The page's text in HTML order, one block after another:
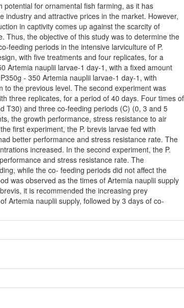
potential for ornamental fish farming, as it has
and attractive prices in the market. However,
in captivity comes up against the scarcity of
Thus, the objective of this study was to determine the
feeding periods in the intensive larviculture of P.
with five treatments and four replicates, for a
Artemia nauplii larvae-1 day-1, with a fixed amount
- 350 Artemia nauplii larvae-1 day-1, with
the previous level. The second experiment was
three replicates, for a period of 40 days. Four times of
T30) and three co-feeding periods (C) (0, 3 and 5
the growth performance, stress resistance to air
first experiment, the P. brevis larvae fed with
better performance and stress resistance rate. The
increased. In the second experiment, the P.
and stress resistance rate. The
while the co- feeding periods did not affect the
was observed as the times of Artemia nauplii supply
it is recommended the increasing prey
Artemia nauplii supply, followed by 3 days of co-